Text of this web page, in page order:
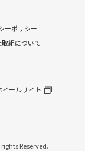
ーポリシー
組について
イールサイト
Reserved.
ル交換/その他
ク契約会員の